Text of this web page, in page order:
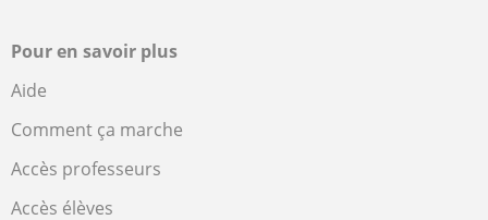
Pour en savoir plus
Aide
Comment ça marche
Accès professeurs
Accès élèves